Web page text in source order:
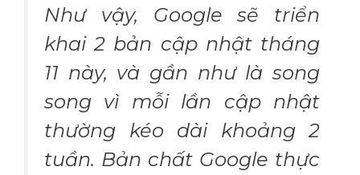
Như vậy, Google sẽ triển
khai 2 bản cập nhật tháng
11 này, và gần như là song
song vì mỗi lần cập nhật
thường kéo dài khoảng 2
tuần. Bản chất Google thực